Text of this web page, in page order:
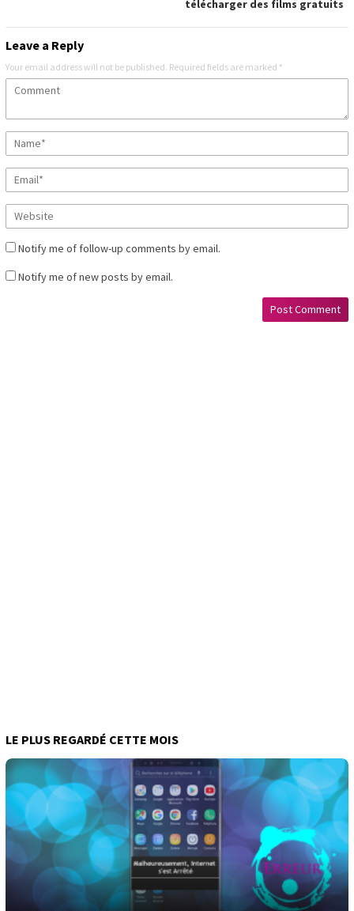
télécharger des films gratuits
Leave a Reply
Your email address will not be published. Required fields are marked *
Notify me of follow-up comments by email.
Notify me of new posts by email.
LE PLUS REGARDÉ CETTE MOIS